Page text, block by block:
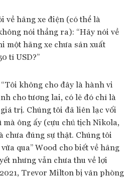
về hãng xe điện (có thể là
nói thẳng ra): “Hãy nói về
một hãng xe chưa sản xuất
tỉ USD?”
không cho đây là hành vi
cho tương lai, có lẽ đó chỉ là
trị. Chúng tôi đã liên lạc vối
ông ấy (cựu chủ tịch Nikola,
đúng sự thật. Chúng tôi
qua” Wood cho biết về hãng
nhưng vẫn chưa thu về lợi
Trevor Milton bị văn phòng